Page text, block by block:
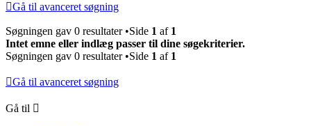
Gå til avanceret søgning
Søgningen gav 0 resultater •Side 1 af 1
Intet emne eller indlæg passer til dine søgekriterier.
Søgningen gav 0 resultater •Side 1 af 1
Gå til avanceret søgning
Gå til